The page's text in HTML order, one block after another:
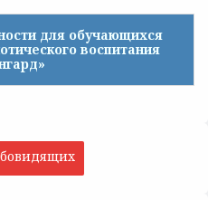
для обучающихся
воспитания